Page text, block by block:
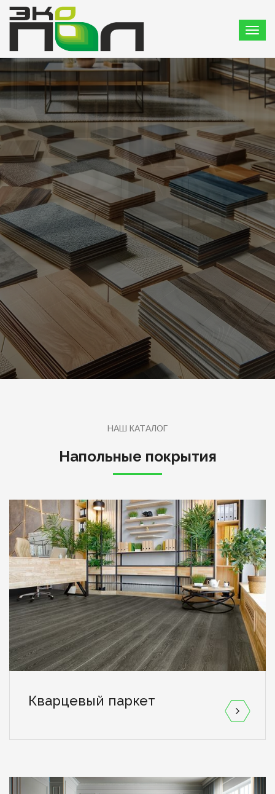
Более 600 видов ламината
СТИЛЬ & ЭКОНОМИЯ
Отличное качество по доступным ценам. Закажите сейчас и
получите бесплатную доставку!
ЗАКАЗАТЬ ПОДРОБНЕЕ
НАШ КАТАЛОГ
Напольные покрытия
Кварцевый паркет